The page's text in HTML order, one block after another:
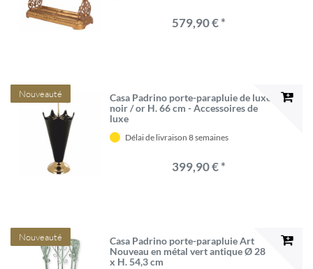
579,90 € *
Nouveauté
Casa Padrino porte-parapluie de luxe
noir / or H. 66 cm - Accessoires de
luxe
Délai de livraison 8 semaines
399,90 € *
Nouveauté
Casa Padrino porte-parapluie Art
Nouveau en métal vert antique Ø 28
x H. 54,3 cm